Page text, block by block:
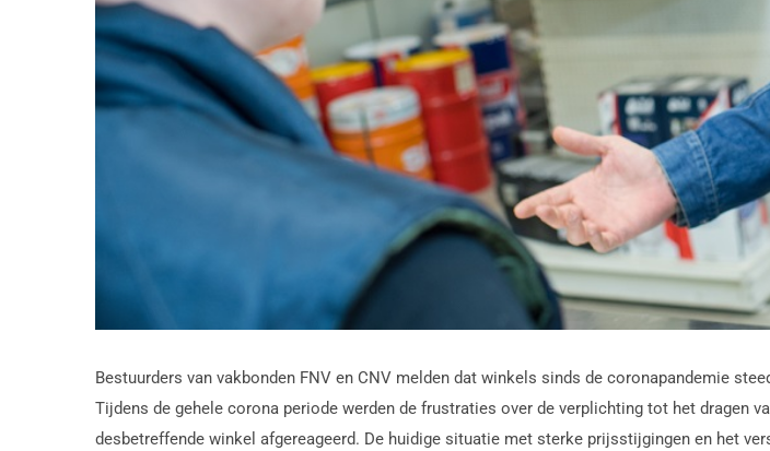
Bestuurders van vakbonden FNV en CNV melden dat winkels sinds de coronapandemie
Tijdens de gehele corona periode werden de frustraties over de verplichting tot het dragen
desbetreffende winkel afgereageerd. De huidige situatie met sterke prijsstijgingen en het